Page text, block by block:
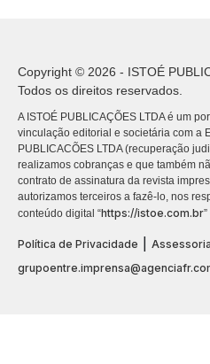
Copyright © 2026 - ISTOÉ
Todos os direitos reservados.
A ISTOÉ PUBLICAÇÕES LTDA é um
vinculação editorial e societária com a
PUBLICACÕES LTDA (recuperação
realizamos cobranças e que também
contrato de assinatura da revista
autorizamos terceiros a fazê-lo, nos
conteúdo digital “https://istoe.com.br
Política de Privacidade